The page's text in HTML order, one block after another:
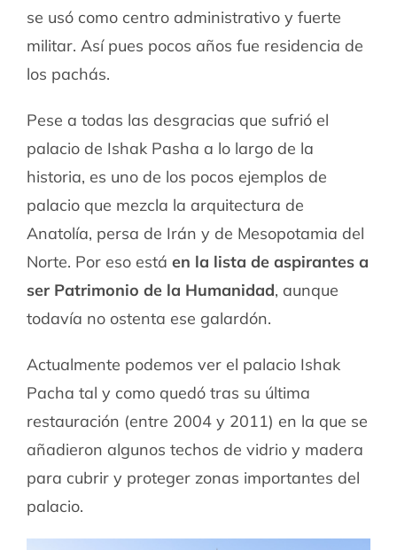
se usó como centro administrativo y fuerte
militar. Así pues pocos años fue residencia de
los pachás.
Pese a todas las desgracias que sufrió el
palacio de Ishak Pasha a lo largo de la
historia, es uno de los pocos ejemplos de
palacio que mezcla la arquitectura de
Anatolía, persa de Irán y de Mesopotamia del
Norte. Por eso está en la lista de aspirantes a
ser Patrimonio de la Humanidad, aunque
todavía no ostenta ese galardón.
Actualmente podemos ver el palacio Ishak
Pacha tal y como quedó tras su última
restauración (entre 2004 y 2011) en la que se
añadieron algunos techos de vidrio y madera
para cubrir y proteger zonas importantes del
palacio.